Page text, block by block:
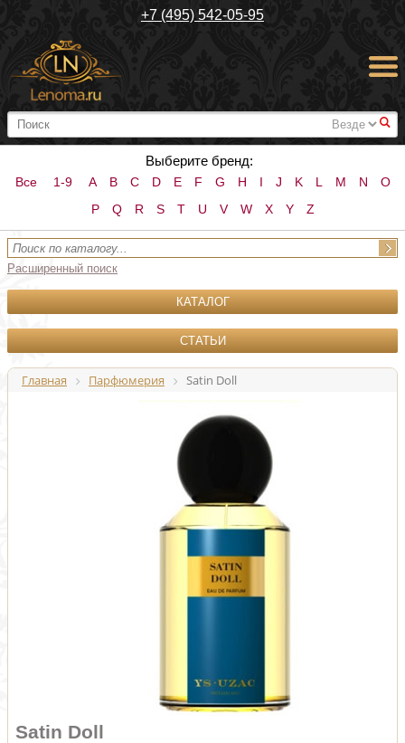
+7 (495) 542-05-95
#
Выберите бренд:
Все 1-9 A B C D E F G H I J K L M N
O
P
Q R S T U V W X Y Z
Расширенный поиск
КАТАЛОГ
СТАТЬИ
Главная Парфюмерия Satin Doll
Satin Doll